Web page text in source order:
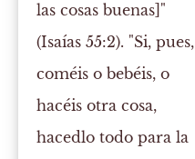
las cosas buenas]"
(Isaías 55:2). "Si, pues,
coméis o bebéis, o
hacéis otra cosa,
hacedlo todo para la